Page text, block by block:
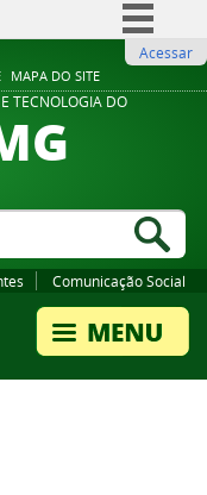
MAPA DO SITE
Comunica BR
Participe
Legislação
Acessar
TECNOLOGIA DO
Comunicação Social